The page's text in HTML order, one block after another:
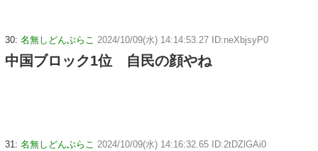
30: 名無しどんぶらこ 2024/10/09(水) 14:14:53.27 ID:neXbjsyP0
中国ブロック1位 自民の顔やね
31: 名無しどんぶらこ 2024/10/09(水) 14:16:32.65 ID:2tDZlGAi0